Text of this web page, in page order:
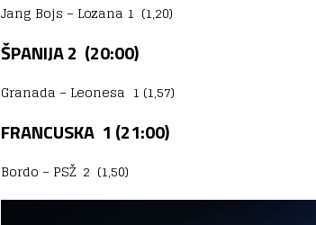
Jang Bojs – Lozana 1 (1,20)
ŠPANIJA 2 (20:00)
Granada – Leonesa 1 (1,57)
FRANCUSKA 1 (21:00)
Bordo – PSŽ 2 (1,50)